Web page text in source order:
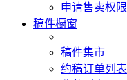
申请售卖权限
稿件橱窗
稿件集市
约稿订单列表